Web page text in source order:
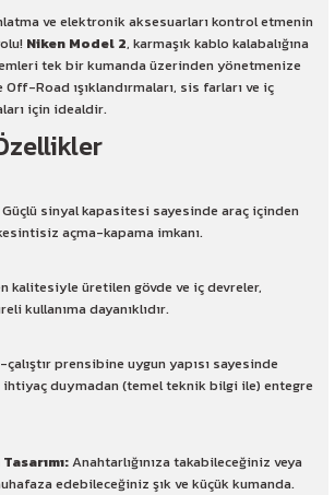
ve elektronik aksesuarları kontrol etmenin
Niken Model 2, karmaşık kablo kalabalığına
tek bir kumanda üzerinden yönetmenize
Road ışıklandırmaları, sis farları ve iç
için idealdir.
Güçlü sinyal kapasitesi sayesinde araç içinden
açma-kapama imkanı.
kalitesiyle üretilen gövde ve iç devreler,
kullanıma dayanıklıdır.
çalıştır prensibine uygun yapısı sayesinde
duymadan (temel teknik bilgi ile) entegre
Anahtarlığınıza takabileceğiniz veya
edebileceğiniz şık ve küçük kumanda.